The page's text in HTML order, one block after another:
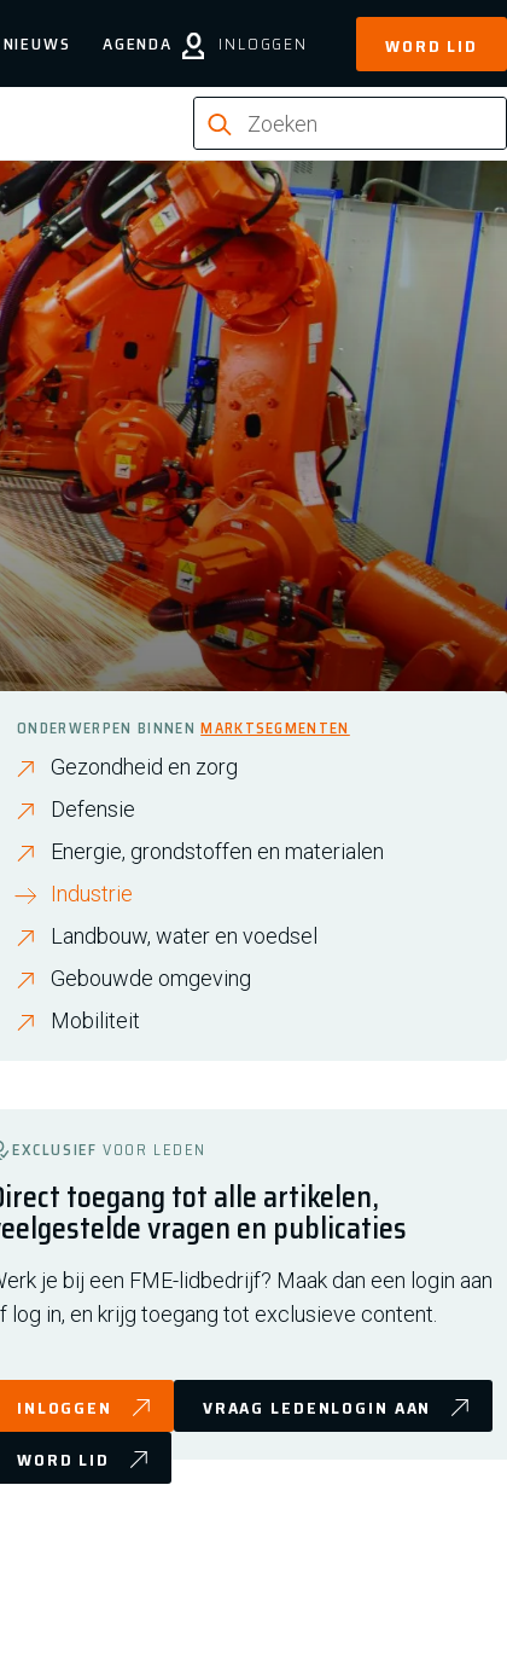
NIEUWS AGENDA INLOGGEN WORD LID
EXCLUSIEF VOOR LEDEN
toegang tot alle artikelen,
vragen en publicaties
je bij een FME-lidbedrijf? Maak dan een login aan
log in, en krijg toegang tot exclusieve content.
INLOGGEN
VRAAG LEDENLOGIN AAN
WORD LID
ONDERWERPEN BINNENMARKTSEGMENTEN
Gezondheid en zorg
Defensie
Energie, grondstoffen en materialen
Industrie
Landbouw, water en voedsel
Gebouwde omgeving
Mobiliteit